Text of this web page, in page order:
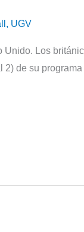
, UGV
Unido. Los
de su